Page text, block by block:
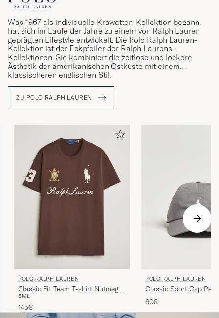
Was 1967 als individuelle Krawatten-Kollektion begann,
hat sich im Laufe der Jahre zu einem von Ralph Lauren
geprägten Lifestyle entwickelt. Die Polo Ralph Lauren-
Kollektion ist der Eckpfeiler der Ralph Laurens-
Kollektionen. Sie kombiniert die zeitlose und lockere
Ästhetik der amerikanischen Ostküste mit einem
klassischeren englischen Stil.
ZU POLO RALPH LAUREN
POLO RALPH LAUREN
Classic Fit Team T-shirt Nutmeg
Brown
SML
145€
POLO RALPH LAUREN
Classic Sport Cap
60€